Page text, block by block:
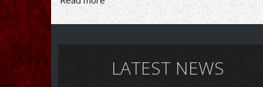
Λίγη
ποσότητα,
LATEST NEWS